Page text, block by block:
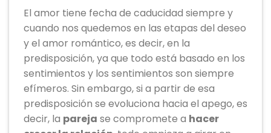
El amor tiene fecha de caducidad siempre y
cuando nos quedemos en las etapas del deseo
y el amor romántico, es decir, en la
predisposición, ya que todo está basado en los
sentimientos y los sentimientos son siempre
efímeros. Sin embargo, si a partir de esa
predisposición se evoluciona hacia el apego, es
decir, la pareja se compromete a hacer